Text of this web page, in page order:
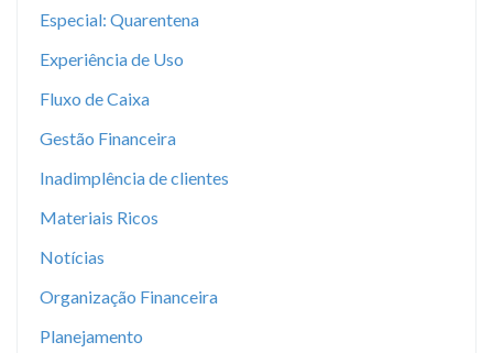
Especial: Quarentena
Experiência de Uso
Fluxo de Caixa
Gestão Financeira
Inadimplência de clientes
Materiais Ricos
Notícias
Organização Financeira
Planejamento